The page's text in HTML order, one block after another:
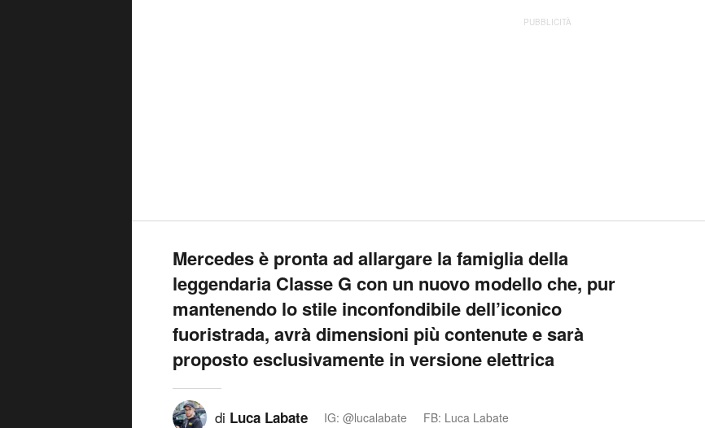
PUBBLICITÀ
Mercedes è pronta ad allargare la famiglia della
leggendaria Classe G con un nuovo modello che, pur
mantenendo lo stile inconfondibile dell’iconico
fuoristrada, avrà dimensioni più contenute e sarà
proposto esclusivamente in versione elettrica
di Luca Labate IG: @lucalabate FB: Luca Labate